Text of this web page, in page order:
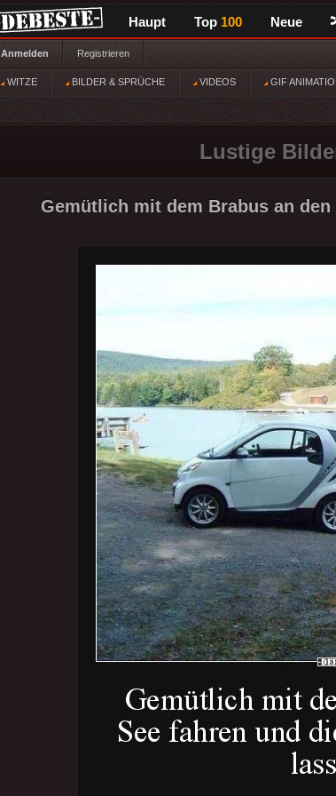
Haupt Top 100 Neue
Anmelden Registrieren
WITZE BILDER & SPRÜCHE VIDEOS GIF
Lustige
Gemütlich mit dem Brabus an den